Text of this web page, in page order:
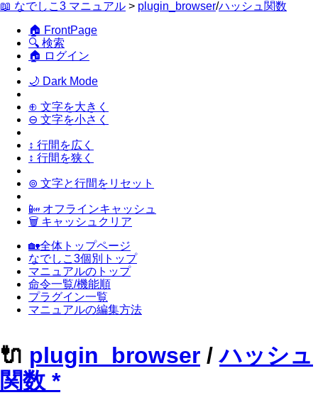
📖 なでしこ3 マニュアル > plugin_browser/ハッシュ関数
🏠 FrontPage
🔍 検索
🏠 ログイン
🌙 Dark Mode
⊕ 文字を大きく
⊖ 文字を小さく
↕ 行間を広く
↕ 行間を狭く
⊚ 文字と行間をリセット
📴 オフラインキャッシュ
🗑 キャッシュクリア
🏡全体トップページ
なでしこ3個別トップ
マニュアルのトップ
命令一覧/機能順
プラグイン一覧
マニュアルの編集方法
🔌 plugin_browser /ハッシュ
関数 *